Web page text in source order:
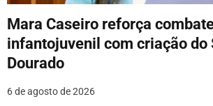
e
P
o
s
Mara Caseiro reforça
infantojuvenil com criação do
Dourado
6 de agosto de 2026